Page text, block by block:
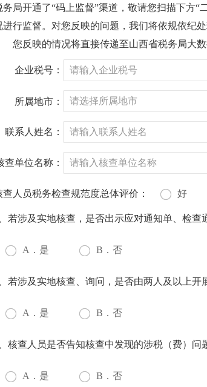
务局开通了“码上监督”渠道，敬请您扫描下方
进行监督。对您反映的问题，我们将依规依纪处
您反映的情况将直接传递至山西省税务局大
企业税号：
所属地市：
联系人姓名：
查单位名称：
查人员税务检查规范度总体评价： 好
若涉及实地核查，是否出示应对通知单、检查
A．是 B．否
若涉及实地核查、询问，是否由两人及以上开
A．是 B．否
核查人员是否告知核查中发现的涉税（费）问
A．是 B．否